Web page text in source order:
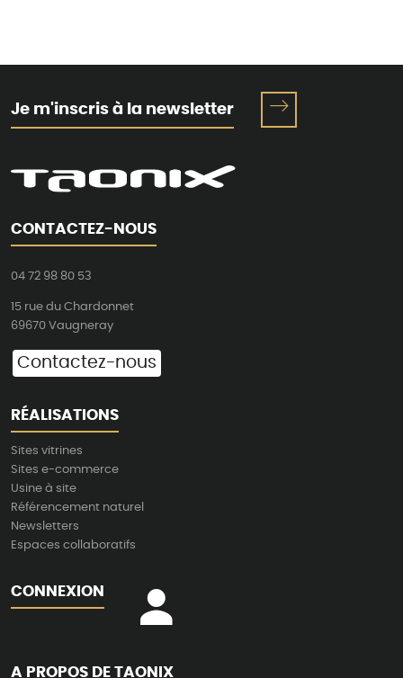
Je m'inscris à la newsletter
CONTACTEZ-NOUS
04 72 98 80 53
15 rue du Chardonnet
69670 Vaugneray
Contactez-nous
RÉALISATIONS
Sites vitrines
Sites e-commerce
Usine à site
Référencement naturel
Newsletters
Espaces collaboratifs
CONNEXION
A PROPOS DE TAONIX